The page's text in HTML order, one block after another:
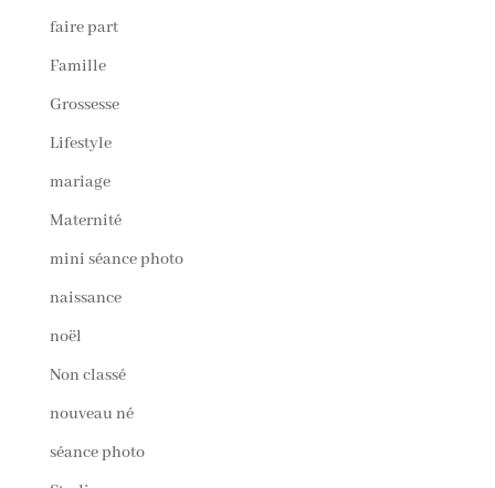
faire part
Famille
Grossesse
Lifestyle
mariage
Maternité
mini séance photo
naissance
noël
Non classé
nouveau né
séance photo